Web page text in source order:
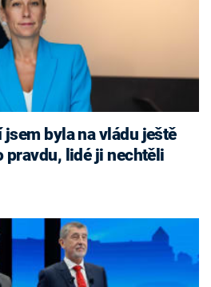
byla na vládu ještě
pravdu, lidé ji nechtěli